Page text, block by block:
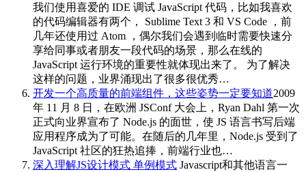
我们使用喜爱的 IDE 调试 JavaScript 代码，比如我喜欢
的代码编辑器有两个， Sublime Text 3 和 VS Code ，前
几年还使用过 Atom ，偶尔我们会遇到临时需要快速分
享给同事或者朋友一段代码的场景，那么在线的
JavaScript 运行环境的重要性就体现出来了。 为了解决
这样的问题，业界涌现出了很多很优秀…
开发一个高质量的前端组件，这些姿势一定要知道2009
年 11 月 8 日，在欧洲 JSConf 大会上，Ryan Dahl 第一次
正式向业界宣布了 Node.js 的面世，使 JS 语言书写后端
应用程序成为了可能。在随后的几年里，Node.js 受到了
JavaScript 社区的狂热追捧，前端行业也…
深入理解JS设计模式 单例模式 Javascript和其他语言一